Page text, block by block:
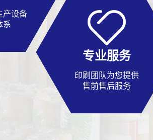
产设备
系
专业服务
印刷团队为您提供
售前售后服务